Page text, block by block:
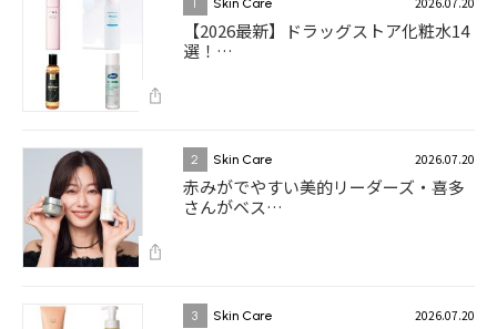
Skin Care
【2026最新】ドラッグストア化粧水14
選！…
2 Skin Care 2026.07.20
赤みがでやすい美的リーダーズ・喜多
さんがベス…
3 Skin Care 2026.07.20